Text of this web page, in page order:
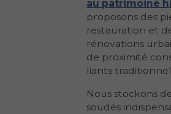
au patrimoine
proposons des
restauration et
rénovations
de proximité
liants
Nous stockons
soudés